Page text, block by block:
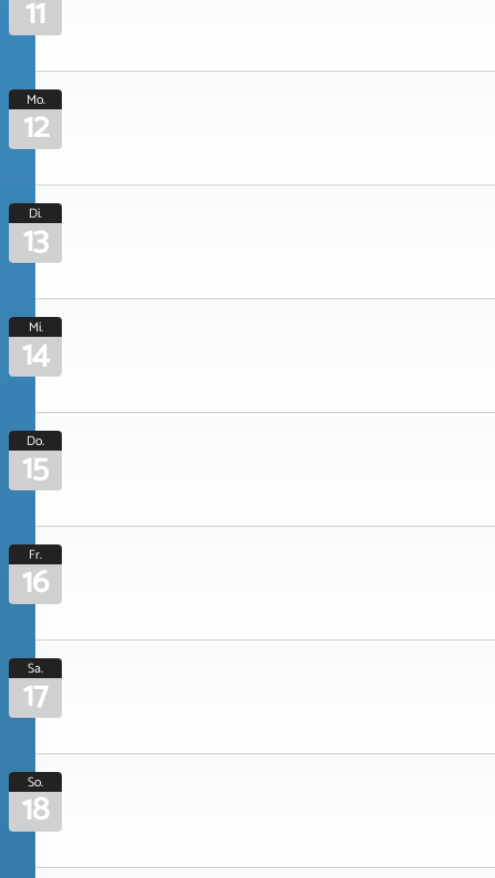
11
Mo.
12
Di.
13
Mi.
14
Do.
15
Fr.
16
Sa.
17
So.
18